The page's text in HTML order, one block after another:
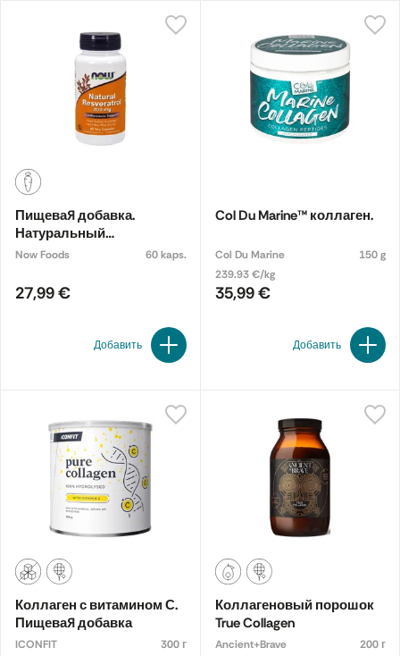
Пищевая добавка.
Натуральный
ресвератрол с экстрактом
Now Foods 60 kaps.
27,99 €
Добавить
Col Du Marine™ коллаген.
Col Du Marine
150 g
239.93 €/kg
35,99 €
Добавить
Коллаген с витамином С.
Пищевая добавка
ICONFIT
300 г
Коллагеновый порошок
True Collagen
Ancient+Brave
200 г